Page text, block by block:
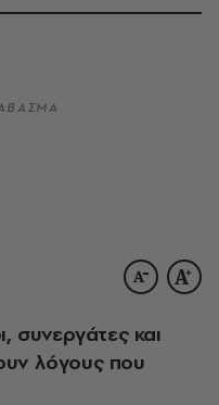
συνεργάτες και
λόγους που